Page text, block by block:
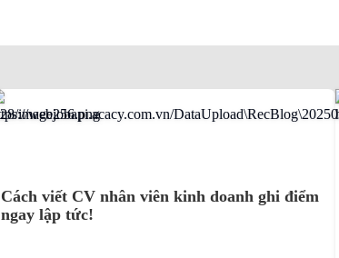
Cách viết CV nhân viên kinh doanh ghi điểm
ngay lập tức!